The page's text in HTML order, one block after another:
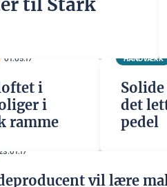
01.05.17
i
i
ramme
HÅNDVÆRK
det
pedel
23.01.17
vil lære